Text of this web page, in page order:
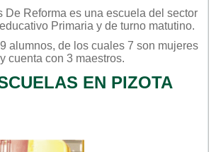
De Reforma es una escuela del sector
Primaria y de turno matutino.
alumnos, de los cuales 7 son mujeres
cuenta con 3 maestros.
EN PIZOTA